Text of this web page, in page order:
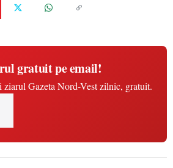
gratuit pe email!
ziarul Gazeta Nord-Vest zilnic, gratuit.